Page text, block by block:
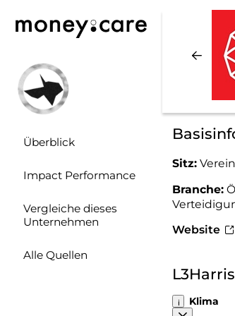
Überblick
Impact Performance
Vergleiche dieses
Unternehmen
Alle Quellen
Sitz:
Branche:
Website
Klima